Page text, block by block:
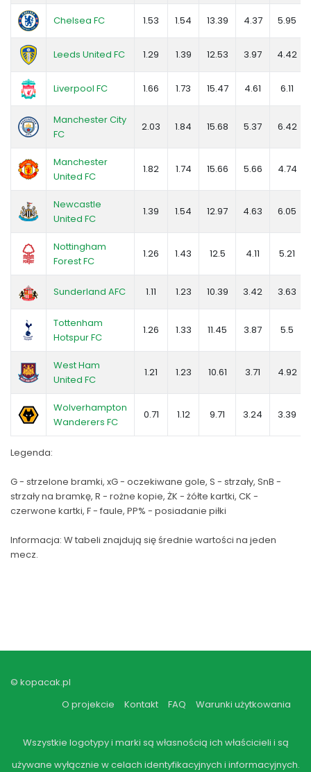
Chelsea FC 1.53 1.54 13.39 4.37 5.95
Leeds United FC 1.29 1.39 12.53 3.97 4.42
Liverpool FC 1.66 1.73 15.47 4.61 6.11
Manchester City
FC
2.03 1.84 15.68 5.37 6.42
Manchester
United FC
1.82 1.74 15.66 5.66 4.74
Newcastle
United FC
1.39 1.54 12.97 4.63 6.05
Nottingham
Forest FC
1.26 1.43 12.5 4.11 5.21
Sunderland AFC 1.11 1.23 10.39 3.42 3.63
Tottenham
Hotspur FC
1.26 1.33 11.45 3.87 5.5
West Ham
United FC
1.21 1.23 10.61 3.71 4.92
Wolverhampton
Wanderers FC
0.71 1.12 9.71 3.24 3.39
Legenda:
G - strzelone bramki, xG - oczekiwane gole, S - strzały, SnB -
strzały na bramkę, R - rożne kopie, ŻK - żółte kartki, CK -
czerwone kartki, F - faule, PP% - posiadanie piłki
Informacja: W tabeli znajdują się średnie wartości na jeden
mecz.
© kopacak.pl
O projekcie
Kontakt FAQ Warunki użytkowania
Wszystkie logotypy i marki są własnością ich właścicieli i są
używane wyłącznie w celach identyfikacyjnych i informacyjnych.